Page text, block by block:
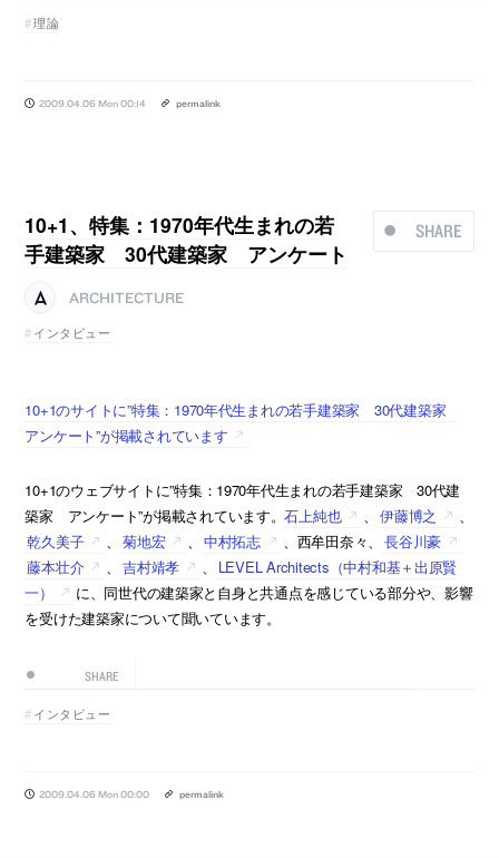
理論
2009.04.06 Mon 00:14 permalink
SHARE
10+1、特集：1970年代生まれの若
手建築家 30代建築家 アンケート
ARCHITECTURE
インタビュー
10+1のサイトに”特集：1970年代生まれの若手建築家 30代建築家
アンケート”が掲載されています
10+1のウェブサイトに”特集：1970年代生まれの若手建築家 30代建
築家 アンケート”が掲載されています。石上純也 、 伊藤博之
、
乾久美子
、 菊地宏 、 中村拓志 、西牟田奈々、
長谷川豪
藤本壮介
、 吉村靖孝 、
LEVEL Architects（中村和基＋出原賢
一）
に、同世代の建築家と自身と共通点を感じている部分や、影響
を受けた建築家について聞いています。
SHARE
インタビュー
2009.04.06 Mon 00:00 permalink